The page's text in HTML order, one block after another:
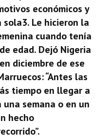
económicos y
Le hicieron la
cuando tenía
edad. Dejó Nigeria
diciembre de ese
“Antes las
tiempo en llegar a
semana o en un
hecho